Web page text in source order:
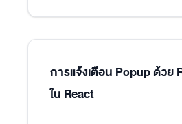
การแจ้งเตือน Popup ด้วย
ใน React